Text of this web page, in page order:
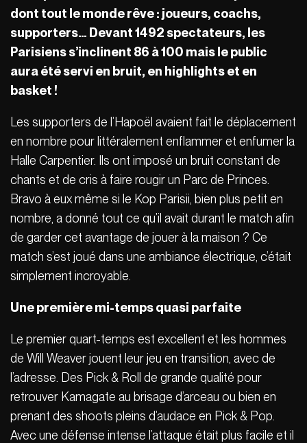
dont tout le monde rêve : joueurs, coachs,
supporters… Devant 1492 spectateurs, les
Parisiens s’inclinent 86 à 100 mais le public
aura été servi en bruit, en highlights et en
basket !
Les supporters de l’Hapoël avaient fait le déplacement
en nombre pour littéralement enflammer et enfumer la
Halle Carpentier. Ils ont imposé un bruit constant de
chants et de cris à faire rougir un Parc de Princes.
Bravo à eux même si le Kop Parisii, bien plus petit en
nombre, a donné tout ce qu’il avait durant le match afin
de garder cet avantage de jouer à la maison ? Ce
match s’est joué dans une ambiance électrique, c’était
simplement incroyable.
Une première mi-temps quasi parfaite
Le premier quart-temps est excellent et les hommes
de Will Weaver jouent leur jeu en transition, avec de
l’adresse. Des Pick & Roll de grande qualité pour
retrouver Kamagate au brisage d’arceau ou bien en
prenant des shoots pleins d’audace en Pick & Pop.
Avec une défense intense l’attaque était plus facile et il